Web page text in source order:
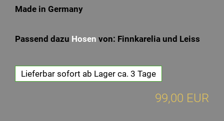
Made in Germany
Passend dazu Hosen von: Finnkarelia und Leiss
Lieferbar sofort ab Lager ca. 3 Tage
99,00 EUR